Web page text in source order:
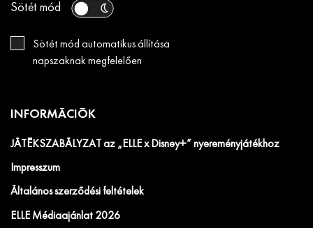
Sötét mód
Sötét mód automatikus állítása
napszaknak megfelelően
INFORMÁCIÓK
JÁTÉKSZABÁLYZAT az „ELLE x Disney+” nyereményjátékhoz
Impresszum
Általános szerződési feltételek
ELLE Médiaajánlat 2026